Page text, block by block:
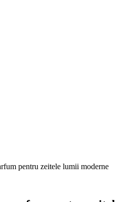
pentru zeitele lumii moderne